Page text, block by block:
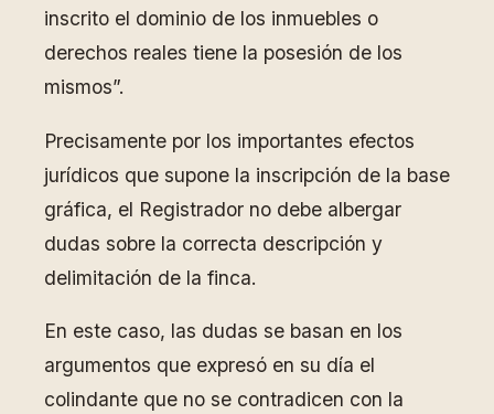
inscrito el dominio de los inmuebles o
derechos reales tiene la posesión de los
mismos”.
Precisamente por los importantes efectos
jurídicos que supone la inscripción de la base
gráfica, el Registrador no debe albergar
dudas sobre la correcta descripción y
delimitación de la finca.
En este caso, las dudas se basan en los
argumentos que expresó en su día el
colindante que no se contradicen con la